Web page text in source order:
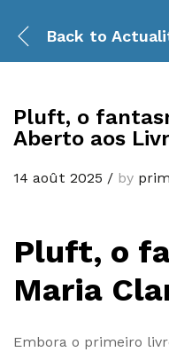
Back to
Pluft, o
Aberto aos
14 août 2025 / by
Pluft, o
Maria
Embora o primeiro